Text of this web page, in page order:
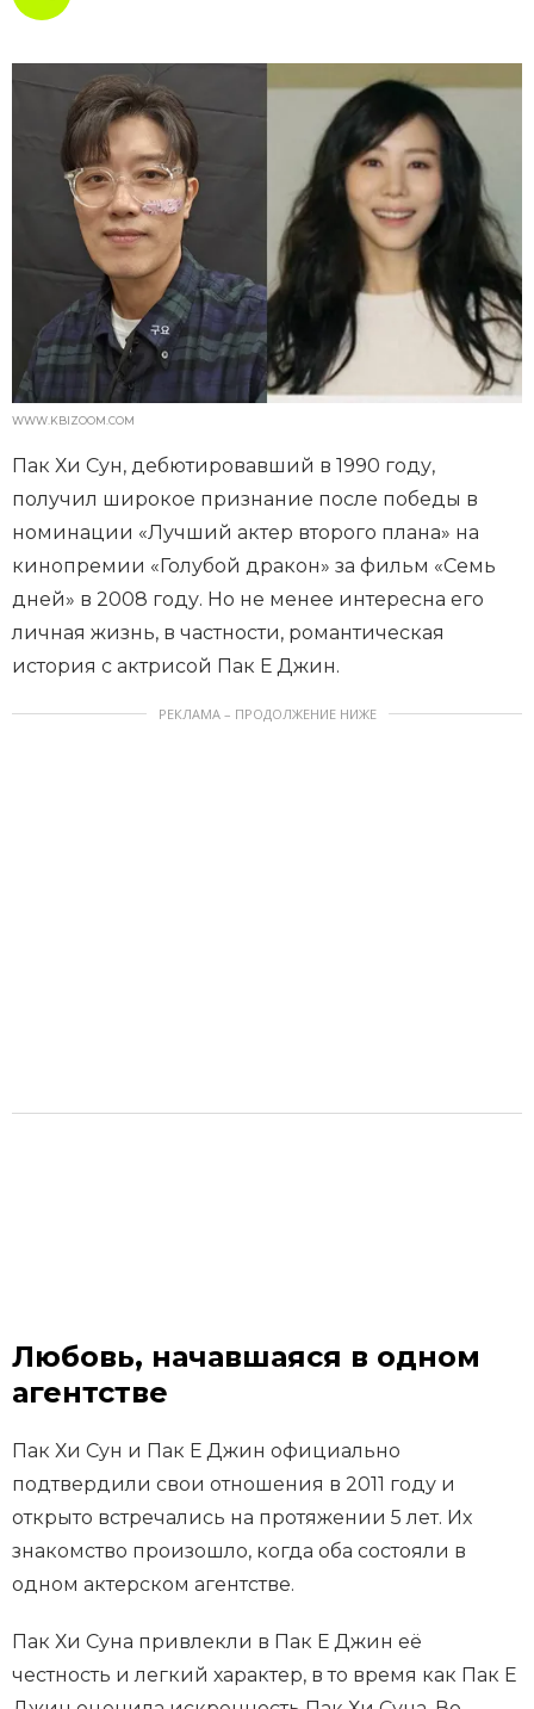
WWW.KBIZOOM.COM
Пак Хи Сун, дебютировавший в 1990 году,
получил широкое признание после победы в
номинации «Лучший актер второго плана» на
кинопремии «Голубой дракон» за фильм «Семь
дней» в 2008 году. Но не менее интересна его
личная жизнь, в частности, романтическая
история с актрисой Пак Е Джин.
РЕКЛАМА – ПРОДОЛЖЕНИЕ НИЖЕ
Любовь, начавшаяся в одном
агентстве
Пак Хи Сун и Пак Е Джин официально
подтвердили свои отношения в 2011 году и
открыто встречались на протяжении 5 лет. Их
знакомство произошло, когда оба состояли в
одном актерском агентстве.
Пак Хи Суна привлекли в Пак Е Джин её
честность и легкий характер, в то время как Пак Е